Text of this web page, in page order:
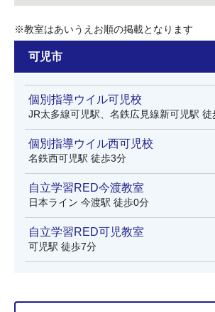
※教室はあいうえお順の掲載となります
可児市
個別指導ウイル可児校
JR太多線可児駅、名鉄広見線新可児駅 徒
個別指導ウイル西可児校
名鉄西可児駅 徒歩3分
自立学習RED今渡教室
日本ライン 今渡駅 徒歩0分
自立学習RED可児教室
可児駅 徒歩7分